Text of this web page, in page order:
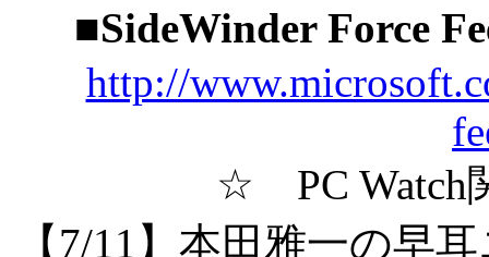
■SideWinder Force
http://
☆ PC
【7/11】本田雅一の早